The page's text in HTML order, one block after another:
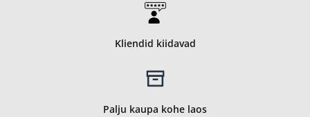
Kliendid kiidavad
Palju kaupa kohe laos